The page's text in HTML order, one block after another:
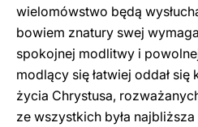
wielomówstwo będą
bowiem znatury swej
spokojnej modlitwy i
modlący się łatwiej oddał
życia Chrystusa,
ze wszystkich była